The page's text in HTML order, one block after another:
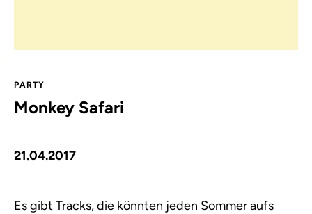
PARTY
Monkey Safari
21.04.2017
Es gibt Tracks, die könnten jeden Sommer aufs